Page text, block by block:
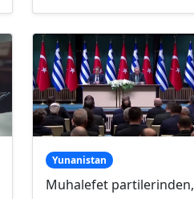
Yunanistan
Muhalefet partilerinden,